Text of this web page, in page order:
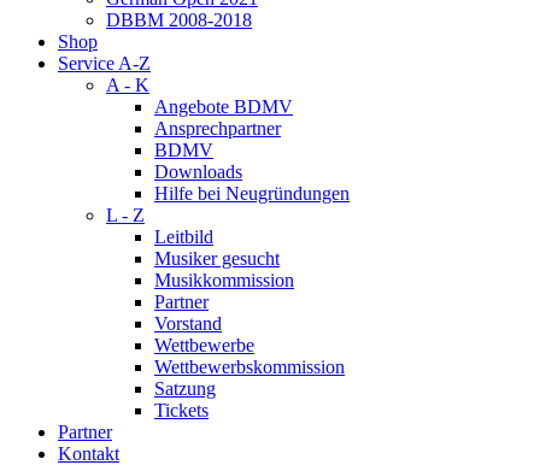
DBBM 2008-2018
Shop
Service A-Z
A - K
Angebote BDMV
Ansprechpartner
BDMV
Downloads
Hilfe bei Neugründungen
L - Z
Leitbild
Musiker gesucht
Musikkommission
Partner
Vorstand
Wettbewerbe
Wettbewerbskommission
Satzung
Tickets
Partner
Kontakt